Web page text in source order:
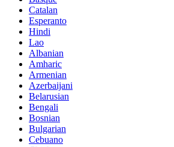
Catalan
Esperanto
Hindi
Lao
Albanian
Amharic
Armenian
Azerbaijani
Belarusian
Bengali
Bosnian
Bulgarian
Cebuano